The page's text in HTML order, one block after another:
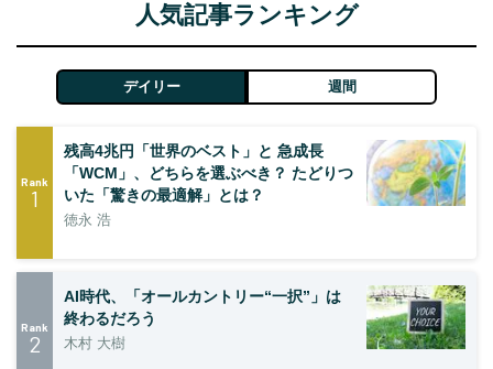
人気記事ランキング
デイリー 週間
Rank
1
残高4兆円「世界のベスト」と 急成長
「WCM」、どちらを選ぶべき？ たどりつ
いた「驚きの最適解」とは？
徳永 浩
Rank
2
AI時代、「オールカントリー“一択”」は
終わるだろう
木村 大樹